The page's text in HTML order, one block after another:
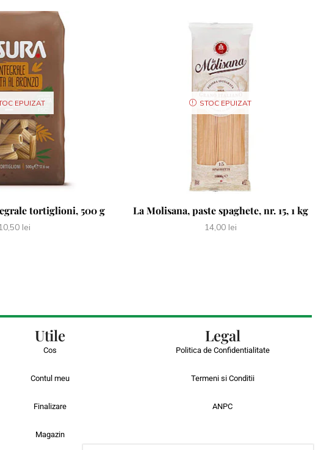
EPUIZAT
tortiglioni, 500 g
lei
STOC EPUIZAT
La Molisana, paste spaghete, nr. 15, 1 kg
14,00 lei
Utile
Cos
Contul meu
Finalizare
Magazin
Legal
Politica de Confidentialitate
Termeni si Conditii
ANPC